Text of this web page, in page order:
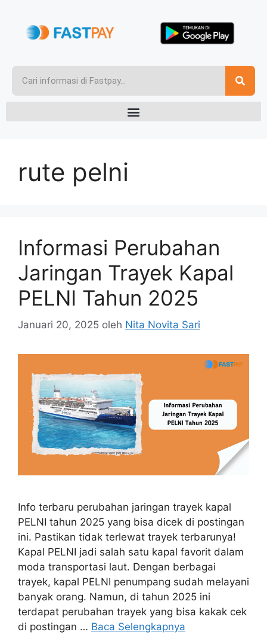
rute pelni
Informasi Perubahan
Jaringan Trayek Kapal
PELNI Tahun 2025
Januari 20, 2025 oleh Nita Novita Sari
Info terbaru perubahan jaringan trayek kapal
PELNI tahun 2025 yang bisa dicek di postingan
ini. Pastikan tidak terlewat trayek terbarunya!
Kapal PELNI jadi salah satu kapal favorit dalam
moda transportasi laut. Dengan berbagai
trayek, kapal PELNI penumpang sudah melayani
banyak orang. Namun, di tahun 2025 ini
terdapat perubahan trayek yang bisa kakak cek
di postingan … Baca Selengkapnya